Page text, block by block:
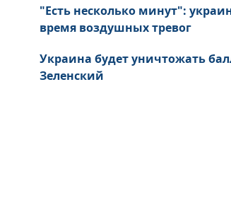
"Есть несколько минут":
время воздушных тревог
Украина будет уничтожать
Зеленский